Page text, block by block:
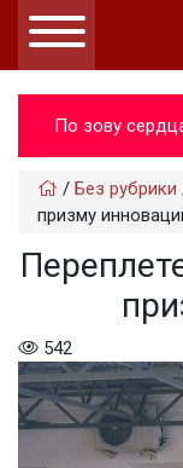
По зову
/ Без рубрики
призму
542